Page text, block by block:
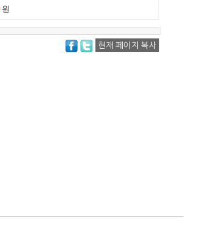
원
현재 페이지 복사